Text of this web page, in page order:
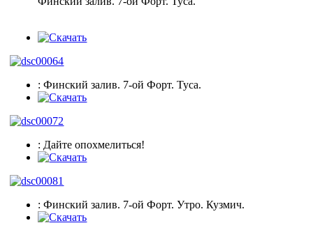
: Финский залив. 7-ой Форт. Туса.
: Дайте опохмелиться!
: Финский залив. 7-ой Форт. Утро. Кузмич.